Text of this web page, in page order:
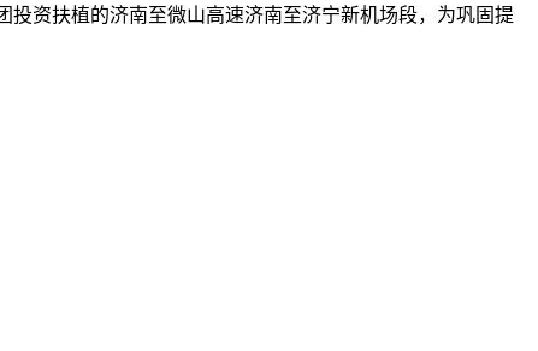
资扶植的济南至微山高速济南至济宁新机场段，为巩固提